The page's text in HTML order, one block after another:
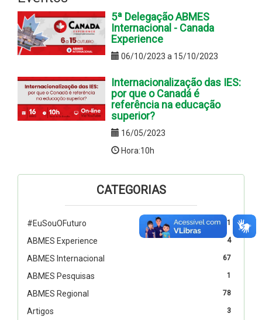
5ª Delegação ABMES
Internacional - Canada
Experience
06/10/2023 a 15/10/2023
Internacionalização das IES:
por que o Canadá é
referência na educação
superior?
16/05/2023
Hora:10h
CATEGORIAS
1
#EuSouOFuturo
4
ABMES Experience
67
ABMES Internacional
1
ABMES Pesquisas
78
ABMES Regional
3
Artigos